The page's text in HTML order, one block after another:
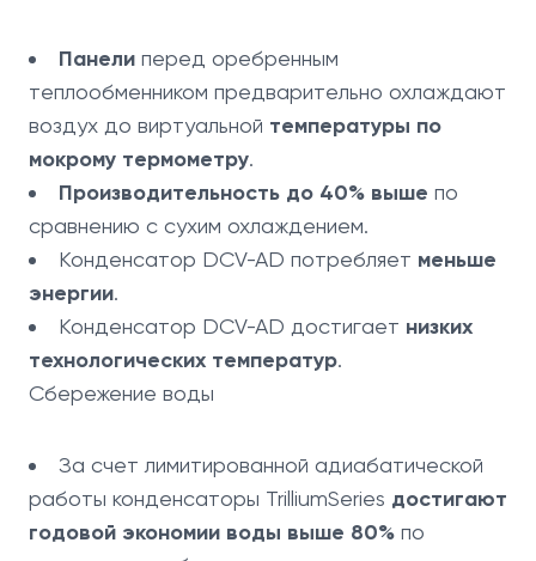
Панели перед оребренным
теплообменником предварительно охлаждают
воздух до виртуальной температуры по
мокрому термометру.
Производительность до 40% выше по
сравнению с сухим охлаждением.
Конденсатор DCV-AD потребляет меньше
энергии.
Конденсатор DCV-AD достигает низких
технологических температур.
Сбережение воды
За счет лимитированной адиабатической
работы конденсаторы TrilliumSeries достигают
годовой экономии воды выше 80% по